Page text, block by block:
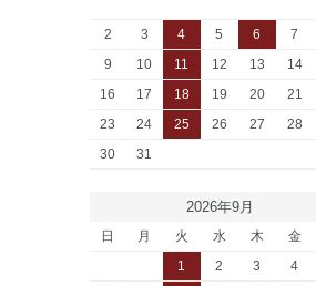
2
3 4 5 6 7
9
10 11 12 13 14
16
17 18 19 20 21
23
24 25 26 27 28
30
31
2026年9月
日 月 火 水 木 金
1
2 3 4